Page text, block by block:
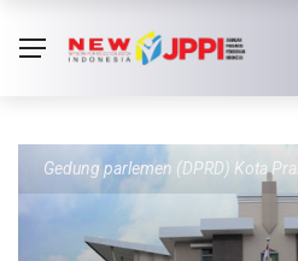
Gedung parlemen (DPRD) Kota